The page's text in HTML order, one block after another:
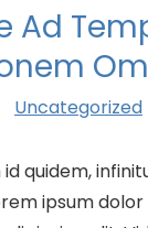
Ad
Uncategorized
quidem,
ipsum